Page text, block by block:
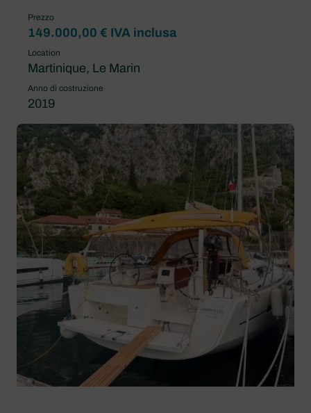
Prezzo
149.000,00 € IVA inclusa
Location
Martinique, Le Marin
Anno di costruzione
2019